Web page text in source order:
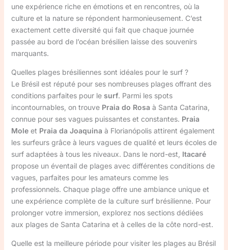
une expérience riche en émotions et en rencontres, où la
culture et la nature se répondent harmonieusement. C’est
exactement cette diversité qui fait que chaque journée
passée au bord de l’océan brésilien laisse des souvenirs
marquants.
Quelles plages brésiliennes sont idéales pour le surf ?
Le Brésil est réputé pour ses nombreuses plages offrant des
conditions parfaites pour le surf. Parmi les spots
incontournables, on trouve Praia do Rosa à Santa Catarina,
connue pour ses vagues puissantes et constantes. Praia
Moleet Praia da Joaquina à Florianópolis attirent également
les surfeurs grâce à leurs vagues de qualité et leurs écoles de
surf adaptées à tous les niveaux. Dans le nord-est, Itacaré
propose un éventail de plages avec différentes conditions de
vagues, parfaites pour les amateurs comme les
professionnels. Chaque plage offre une ambiance unique et
une expérience complète de la culture surf brésilienne. Pour
prolonger votre immersion, explorez nos sections dédiées
aux plages de Santa Catarina et à celles de la côte nord-est.
Quelle est la meilleure période pour visiter les plages au Brésil